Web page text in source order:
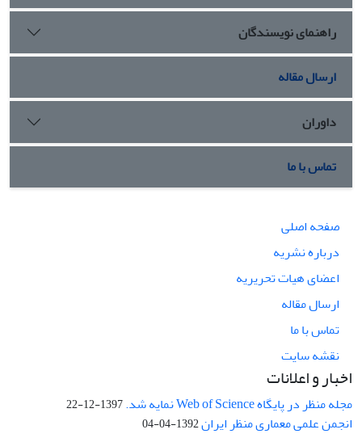
راهنمای نویسندگان
ارسال مقاله
داوران
تماس با ما
صفحه اصلی
درباره نشریه
اعضای هیات تحریریه
ارسال مقاله
تماس با ما
نقشه سایت
اخبار و اعلانات
مجله منظر در پایگاه Web of Science نمایه شد. 1397-12-22
انجمن علمی معماری منظر ایران1392-04-04